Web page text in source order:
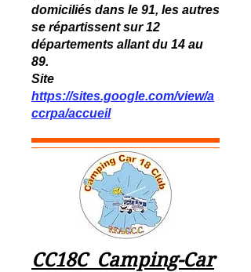
domiciliés dans le 91, les autres
se répartissent sur 12
départements allant du 14 au
89.
Site
https://sites.google.com/view/a
ccrpa/accueil
CC18C Camping-Car